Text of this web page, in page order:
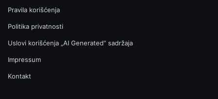
Pravila korišćenja
Politika privatnosti
Uslovi korišćenja „AI Generated“ sadržaja
Impressum
Kontakt